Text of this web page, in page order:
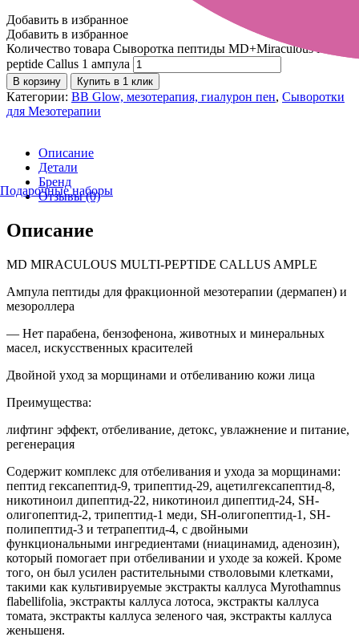
Подарочные наборы
Добавить в избранное
Добавить в избранное
Количество товара Сыворотка пептиды MD+Miraculous Multi
peptide Callus 1 ампула
В корзину Купить в 1 клик
Категории: BB Glow, мезотерапия, гиалурон пен, Сыворотки
для Мезотерапии
Описание
Детали
Бренд
Отзывы (0)
Описание
MD MIRACULOUS MULTI-PEPTIDE CALLUS AMPLE
Ампула пептиды для фракционной мезотерапии (дермапен) и
мезороллера
— Нет парабена, бензофенона, животных и минеральных
масел, искусственных красителей
Двойной уход за морщинами и отбеливанию кожи лица
Преимущества:
лифтинг эффект, отбеливание, детокс, увлажнение и питание,
регенерация
Содержит комплекс для отбеливания и ухода за морщинами:
пептид гексапептид-9, трипептид-29, ацетилгексапептид-8,
никотиноил дипептид-22, никотиноил дипептид-24, SH-
олигопептид-2, трипептид-1 меди, SH-олигопептид-1, SH-
полипептид-3 и тетрапептид-4, с двойными
функциональными ингредиентами (ниацинамид, аденозин),
который помогает при отбеливании и уходе за кожей. Кроме
того, он был усилен растительными стволовыми клетками,
такими как культивируемые экстракты каллуса Myrothamnus
flabellifolia, экстракты каллуса лотоса, экстракты каллуса
томата, экстракты каллуса зеленого чая, экстракты каллуса
женьшеня.